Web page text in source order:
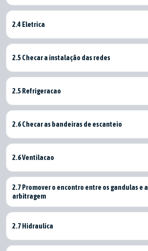
2.4 Eletrica
2.5 Checar a instalação das redes
2.5 Refrigeracao
2.6 Checar as bandeiras de escanteio
2.6 Ventilacao
2.7 Promover o encontro entre os gandulas e a
arbitragem
2.7 Hidraulica